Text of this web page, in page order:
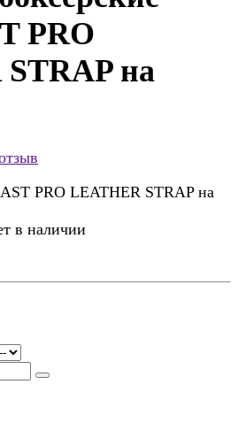
PRO
на
PRO LEATHER STRAP на
в наличии